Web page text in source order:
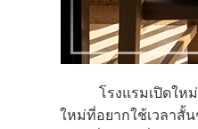
โรงแรมเปิดใหม่ใน
ใหม่ที่อยากใช้เวลาสั้